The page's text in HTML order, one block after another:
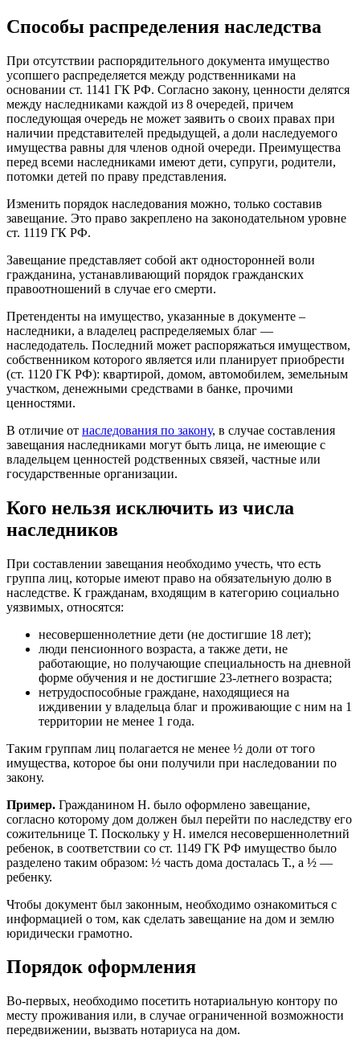
Способы распределения наследства
При отсутствии распорядительного документа имущество
усопшего распределяется между родственниками на
основании ст. 1141 ГК РФ. Согласно закону, ценности делятся
между наследниками каждой из 8 очередей, причем
последующая очередь не может заявить о своих правах при
наличии представителей предыдущей, а доли наследуемого
имущества равны для членов одной очереди. Преимущества
перед всеми наследниками имеют дети, супруги, родители,
потомки детей по праву представления.
Изменить порядок наследования можно, только составив
завещание. Это право закреплено на законодательном уровне
ст. 1119 ГК РФ.
Завещание представляет собой акт односторонней воли
гражданина, устанавливающий порядок гражданских
правоотношений в случае его смерти.
Претенденты на имущество, указанные в документе –
наследники, а владелец распределяемых благ —
наследодатель. Последний может распоряжаться имуществом,
собственником которого является или планирует приобрести
(ст. 1120 ГК РФ): квартирой, домом, автомобилем, земельным
участком, денежными средствами в банке, прочими
ценностями.
В отличие от наследования по закону, в случае составления
завещания наследниками могут быть лица, не имеющие с
владельцем ценностей родственных связей, частные или
государственные организации.
Кого нельзя исключить из числа
наследников
При составлении завещания необходимо учесть, что есть
группа лиц, которые имеют право на обязательную долю в
наследстве. К гражданам, входящим в категорию социально
уязвимых, относятся:
несовершеннолетние дети (не достигшие 18 лет);
люди пенсионного возраста, а также дети, не
работающие, но получающие специальность на дневной
форме обучения и не достигшие 23-летнего возраста;
нетрудоспособные граждане, находящиеся на
иждивении у владельца благ и проживающие с ним на 1
территории не менее 1 года.
Таким группам лиц полагается не менее ½ доли от того
имущества, которое бы они получили при наследовании по
закону.
Пример. Гражданином Н. было оформлено завещание,
согласно которому дом должен был перейти по наследству его
сожительнице Т. Поскольку у Н. имелся несовершеннолетний
ребенок, в соответствии со ст. 1149 ГК РФ имущество было
разделено таким образом: ½ часть дома досталась Т., а ½ —
ребенку.
Чтобы документ был законным, необходимо ознакомиться с
информацией о том, как сделать завещание на дом и землю
юридически грамотно.
Порядок оформления
Во-первых, необходимо посетить нотариальную контору по
месту проживания или, в случае ограниченной возможности
передвижении, вызвать нотариуса на дом.